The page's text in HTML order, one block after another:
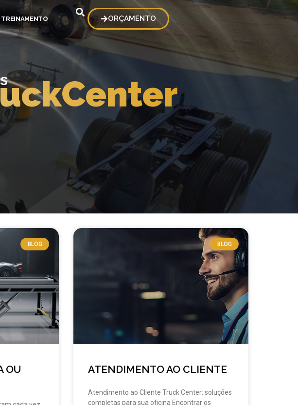
TREINAMENTO ORÇAMENTO
BLOG
OU
BLOG
ATENDIMENTO AO CLIENTE
Atendimento ao Cliente Truck Center: soluções
completas para sua oficina Encontrar os